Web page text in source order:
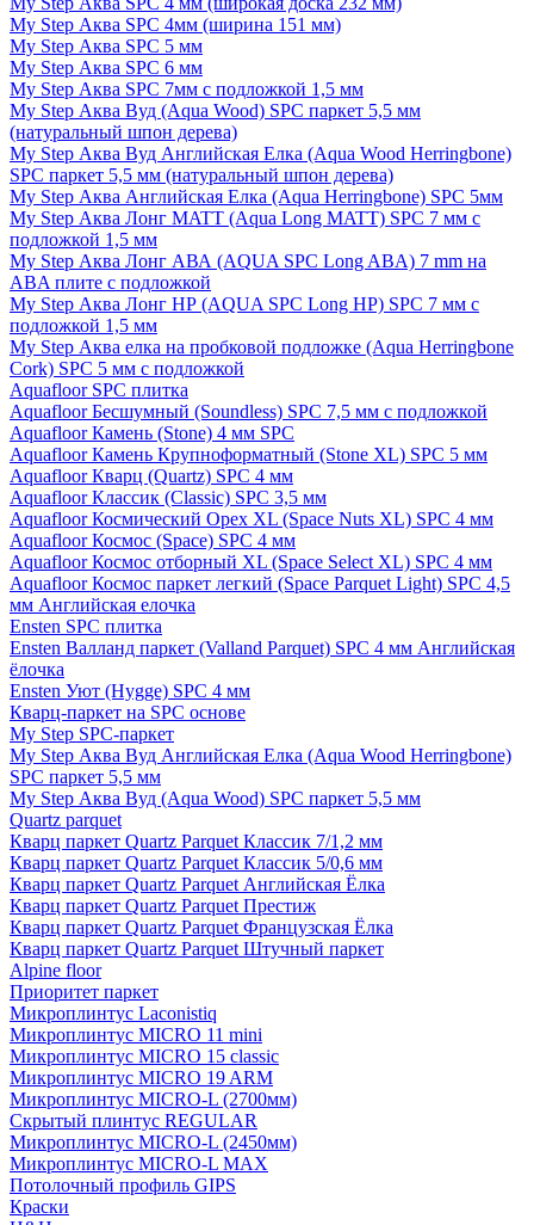
My Step Аква SPC 4мм (ширина 151 мм)
My Step Аква SPC 5 мм
My Step Аква SPC 6 мм
My Step Аква SPC 7мм c подложкой 1,5 мм
My Step Аква Вуд (Aqua Wood) SPC паркет 5,5 мм
(натуральный шпон дерева)
My Step Аква Вуд Английская Елка (Aqua Wood Herringbone)
SPC паркет 5,5 мм (натуральный шпон дерева)
My Step Аква Английская Елка (Aqua Herringbone) SPC 5мм
My Step Аква Лонг MATT (Aqua Long MATT) SPC 7 мм с
подложкой 1,5 мм
My Step Аква Лонг АВА (AQUA SPC Long ABA) 7 mm на
ABA плите с подложкой
My Step Аква Лонг НР (AQUA SPC Long HP) SPC 7 мм с
подложкой 1,5 мм
My Step Аква елка на пробковой подложке (Aqua Herringbone
Cork) SPC 5 мм с подложкой
Aquafloor SPC плитка
Aquafloor Бесшумный (Soundless) SPC 7,5 мм с подложкой
Aquafloor Камень (Stone) 4 мм SPC
Aquafloor Камень Крупноформатный (Stone XL) SPC 5 мм
Aquafloor Кварц (Quartz) SPC 4 мм
Aquafloor Классик (Classic) SPC 3,5 мм
Aquafloor Космический Орех XL (Space Nuts XL) SPC 4 мм
Aquafloor Космос (Space) SPC 4 мм
Aquafloor Космос отборный XL (Space Select XL) SPC 4 мм
Aquafloor Космос паркет легкий (Space Parquet Light) SPC 4,5
мм Английская елочка
Ensten SPC плитка
Ensten Валланд паркет (Valland Parquet) SPC 4 мм Английская
ёлочка
Ensten Уют (Hygge) SPC 4 мм
Кварц-паркет на SPC основе
My Step SPC-паркет
My Step Аква Вуд Английская Елка (Aqua Wood Herringbone)
SPC паркет 5,5 мм
My Step Аква Вуд (Aqua Wood) SPC паркет 5,5 мм
Quartz parquet
Кварц паркет Quartz Parquet Классик 7/1,2 мм
Кварц паркет Quartz Parquet Классик 5/0,6 мм
Кварц паркет Quartz Parquet Английская Ёлка
Кварц паркет Quartz Parquet Престиж
Кварц паркет Quartz Parquet Французская Ёлка
Кварц паркет Quartz Parquet Штучный паркет
Alpine floor
Приоритет паркет
Микроплинтус Laconistiq
Микроплинтус MICRO 11 mini
Микроплинтус MICRO 15 classic
Микроплинтус MICRO 19 ARM
Микроплинтус MICRO-L (2700мм)
Скрытый плинтус REGULAR
Микроплинтус MICRO-L (2450мм)
Микроплинтус MICRO-L MAX
Потолочный профиль GIPS
Краски